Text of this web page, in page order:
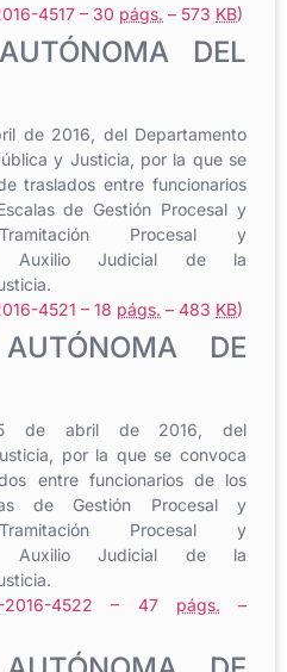
4517 – 30 págs. – 573 KB)
DEL
de 2016, del Departamento
y Justicia, por la que se
traslados entre funcionarios
de Gestión Procesal y
Procesal y
Auxilio Judicial de la
4521 – 18 págs. – 483 KB)
DE
de abril de 2016, del
por la que se convoca
entre funcionarios de los
de Gestión Procesal y
Procesal y
Auxilio Judicial de la
2016-4522 – 47 págs. –